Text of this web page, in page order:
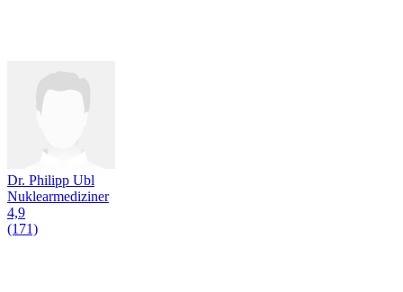
Dr. Philipp Ubl
Nuklearmediziner
4,9
(171)